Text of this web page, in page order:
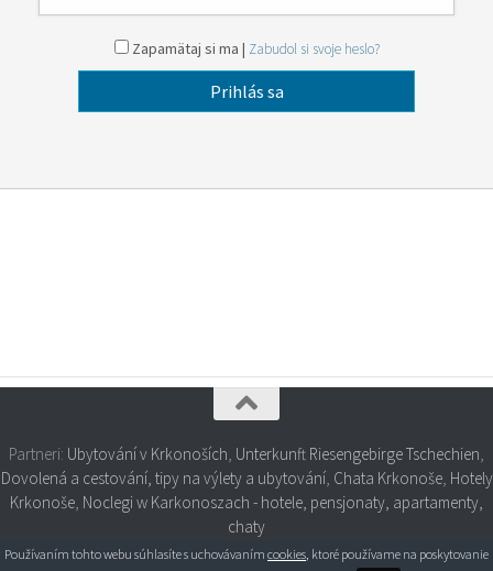
Zapamätaj si ma | Zabudol si svoje heslo?
Partneri: Ubytování v Krkonoších Unterkunft Riesengebirge Tschechien
Dovolená a cestování, tipy na výlety a ubytování, Chata Krkonoše, Hotely
Krkonoše Noclegi w Karkonoszach - hotele, pensjonaty, apartamenty,
chaty
Používaním tohto webu súhlasíte s uchovávaním cookies, ktoré používame na poskytovanie